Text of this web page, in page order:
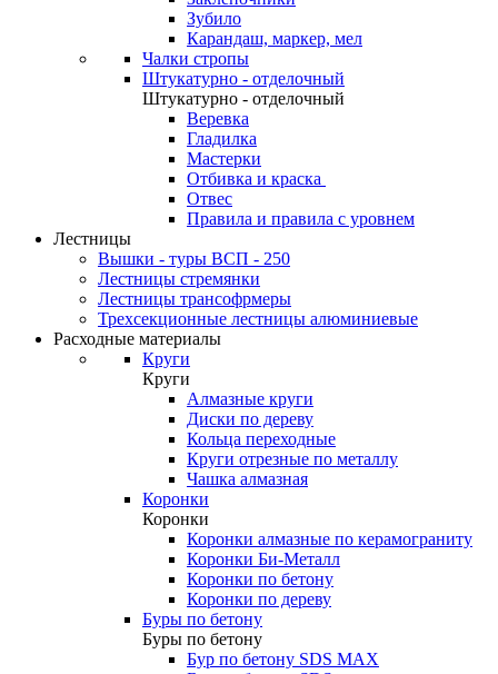
Зубило
Карандаш, маркер, мел
Чалки стропы
Штукатурно - отделочный
Штукатурно - отделочный
Веревка
Гладилка
Мастерки
Отбивка и краска
Отвес
Правила и правила с уровнем
Лестницы
Вышки - туры ВСП - 250
Лестницы стремянки
Лестницы трансофрмеры
Трехсекционные лестницы алюминиевые
Расходные материалы
Круги
Круги
Алмазные круги
Диски по дереву
Кольца переходные
Круги отрезные по металлу
Чашка алмазная
Коронки
Коронки
Коронки алмазные по керамограниту
Коронки Би-Металл
Коронки по бетону
Коронки по дереву
Буры по бетону
Буры по бетону
Бур по бетону SDS MAX